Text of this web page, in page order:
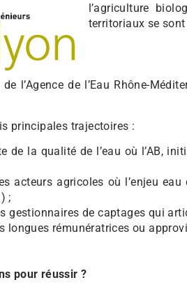
l’agriculture
territoriaux se sont
de l’Agence de l’Eau Rhône-
principales trajectoires :
de la qualité de l’eau où l’AB,
acteurs agricoles où l’enjeu
;
gestionnaires de captages qui
longues rémunératrices ou
pour réussir ?